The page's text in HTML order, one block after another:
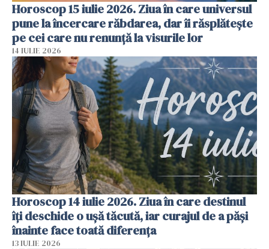
Horoscop 15 iulie 2026. Ziua în care universul
pune la încercare răbdarea, dar îi răsplătește
pe cei care nu renunță la visurile lor
14 IULIE 2026
Horoscop 14 iulie 2026. Ziua în care destinul
îți deschide o ușă tăcută, iar curajul de a păși
înainte face toată diferența
13 IULIE 2026